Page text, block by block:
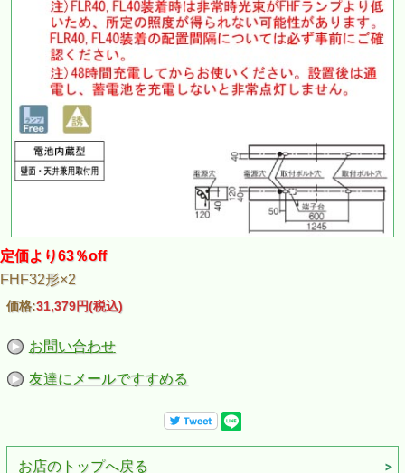
定価より63％off
FHF32形×2
価格:31,379円(税込)
お問い合わせ
友達にメールですすめる
お店のトップへ戻る